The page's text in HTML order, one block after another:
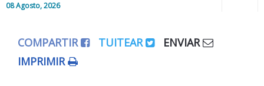
08 Agosto, 2026
Editorial
COMPARTIR TUITEAR
ENVIAR
IMPRIMIR